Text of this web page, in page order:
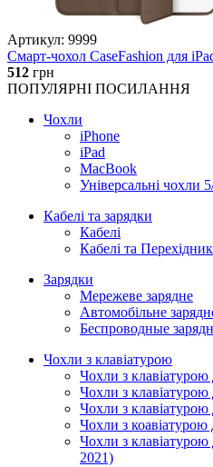
Артикул: 9999
Смарт-чохол CaseFashion для
512 грн
ПОПУЛЯРНІ ПОСИЛАННЯ
Чохли
iPhone
iPad
MacBook
Універсальні чохли
Кабелі та зарядки
Кабелі
Кабелі та
Зарядки
Мережеве зарядне
Автомобільне
Беспроводные
Чохли з клавіатурою
Чохли з
Чохли з
Чохли з
Чохли з
Чохли з
2021)